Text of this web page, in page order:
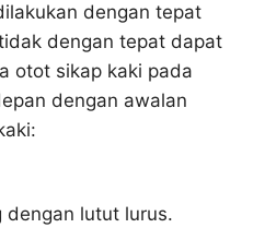
dengan tepat
dengan tepat dapat
otot sikap kaki pada
dengan awalan
dengan lutut lurus.